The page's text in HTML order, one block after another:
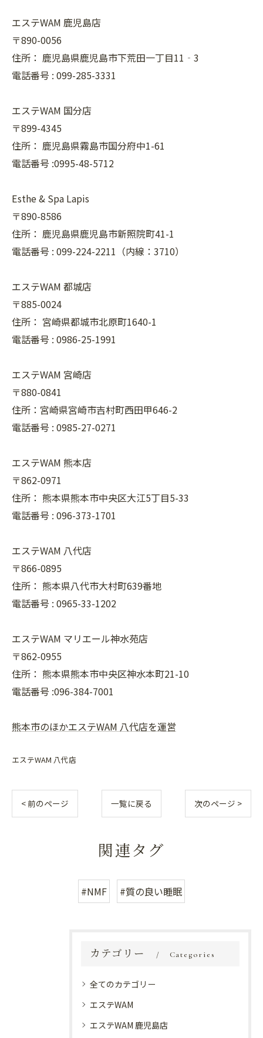
エステWAM 鹿児島店
〒890-0056
住所： 鹿児島県鹿児島市下荒田一丁目11‐3
電話番号 : 099-285-3331
エステWAM 国分店
〒899-4345
住所： 鹿児島県霧島市国分府中1-61
電話番号 :0995-48-5712
Esthe & Spa Lapis
〒890-8586
住所： 鹿児島県鹿児島市新照院町41-1
電話番号 : 099-224-2211（内線：3710）
エステWAM 都城店
〒885-0024
住所： 宮崎県都城市北原町1640-1
電話番号 : 0986-25-1991
エステWAM 宮崎店
〒880-0841
住所：宮崎県宮崎市吉村町西田甲646-2
電話番号 : 0985-27-0271
エステWAM 熊本店
〒862-0971
住所： 熊本県熊本市中央区大江5丁目5-33
電話番号 : 096-373-1701
エステWAM 八代店
〒866-0895
住所： 熊本県八代市大村町639番地
電話番号 : 0965-33-1202
エステWAM マリエール神水苑店
〒862-0955
住所： 熊本県熊本市中央区神水本町21-10
電話番号 :096-384-7001
熊本市のほかエステWAM 八代店を運営
エステWAM 八代店
< 前のページ 一覧に戻る 次のページ >
関連タグ
#NMF #質の良い睡眠
カテゴリー Categories
全てのカテゴリー
エステWAM
エステWAM 鹿児島店